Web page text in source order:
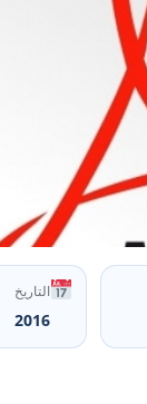
التاريخ
2016